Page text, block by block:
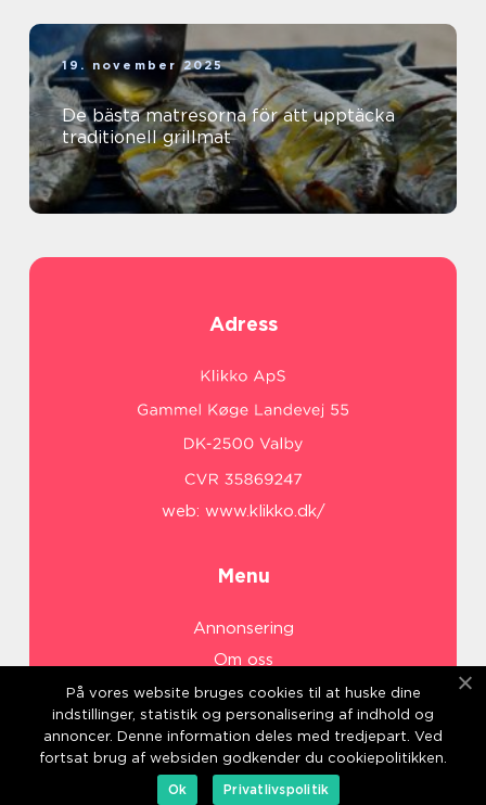
19. november 2025
De bästa matresorna för att upptäcka
traditionell grillmat
Adress
web: www.klikko.dk/
Menu
Annonsering
Om oss
Cookies
Kontakta oss
Sitemap
På vores website bruges cookies til at huske dine
indstillinger, statistik og personalisering af indhold og
annoncer. Denne information deles med tredjepart. Ved
fortsat brug af websiden godkender du cookiepolitikken.
Ok
Privatlivspolitik